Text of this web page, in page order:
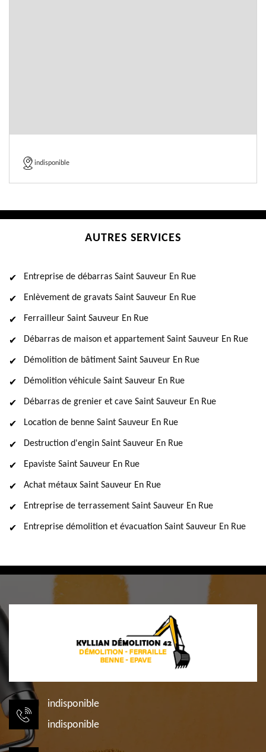
indisponible
AUTRES SERVICES
Entreprise de débarras Saint Sauveur En Rue
Enlèvement de gravats Saint Sauveur En Rue
Ferrailleur Saint Sauveur En Rue
Débarras de maison et appartement Saint Sauveur En Rue
Démolition de bâtiment Saint Sauveur En Rue
Démolition véhicule Saint Sauveur En Rue
Débarras de grenier et cave Saint Sauveur En Rue
Location de benne Saint Sauveur En Rue
Destruction d'engin Saint Sauveur En Rue
Epaviste Saint Sauveur En Rue
Achat métaux Saint Sauveur En Rue
Entreprise de terrassement Saint Sauveur En Rue
Entreprise démolition et évacuation Saint Sauveur En Rue
indisponible
indisponible